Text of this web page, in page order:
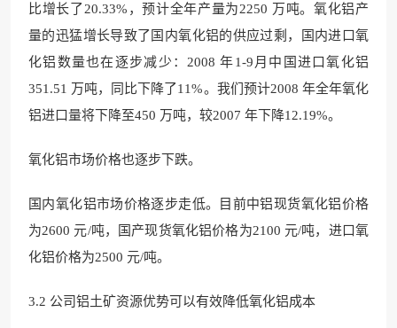
比增长了20.33%，预计全年产量为2250 万吨。氧化铝产
量的迅猛增长导致了国内氧化铝的供应过剩，国内进口氧
化铝数量也在逐步减少：2008 年1-9月中国进口氧化铝
351.51 万吨，同比下降了11%。我们预计2008 年全年氧化
铝进口量将下降至450 万吨，较2007 年下降12.19%。
氧化铝市场价格也逐步下跌。
国内氧化铝市场价格逐步走低。目前中铝现货氧化铝价格
为2600 元/吨，国产现货氧化铝价格为2100 元/吨，进口氧
化铝价格为2500 元/吨。
3.2 公司铝土矿资源优势可以有效降低氧化铝成本